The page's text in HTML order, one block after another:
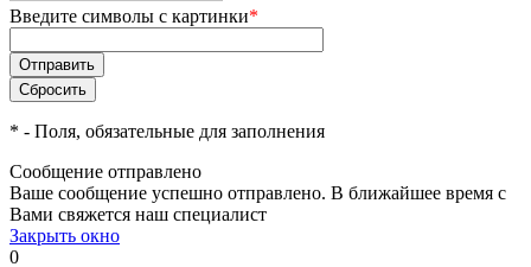
Введите символы с картинки*
* - Поля, обязательные для заполнения
Сообщение отправлено
Ваше сообщение успешно отправлено. В ближайшее время с
Вами свяжется наш специалист
Закрыть окно
0